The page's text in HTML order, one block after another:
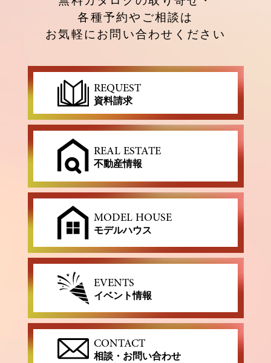
各種予約やご相談は
お気軽にお問い合わせください
REQUEST
資料請求
REAL ESTATE
不動産情報
MODEL HOUSE
モデルハウス
EVENTS
イベント情報
CONTACT
相談・お問い合わせ